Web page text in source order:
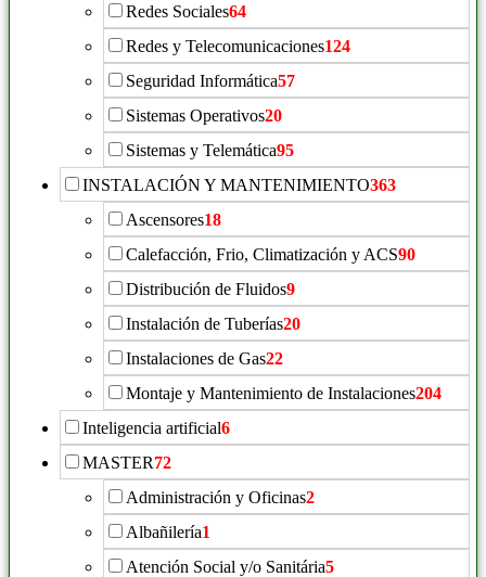
Redes Sociales64
Redes y Telecomunicaciones124
Seguridad Informática57
Sistemas Operativos20
Sistemas y Telemática95
INSTALACIÓN Y MANTENIMIENTO363
Ascensores18
Calefacción, Frio, Climatización y ACS90
Distribución de Fluidos9
Instalación de Tuberías20
Instalaciones de Gas22
Montaje y Mantenimiento de Instalaciones204
Inteligencia artificial6
MASTER72
Administración y Oficinas2
Albañilería1
Atención Social y/o Sanitária5